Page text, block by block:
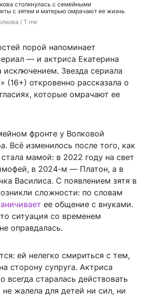
столкнулась с семейными
с зятем и матерью омрачают ее жизнь
/ T.me
порой напоминает
— и актриса Екатерина
исключением. Звезда сериала
(16+) откровенно рассказала о
которые омрачают ее
фронте у Волковой
Всё изменилось после того, как
мамой: в 2022 году на свет
в 2024-м — Платон, а в
Василиса. С появлением зятя в
сложности: по словам
ее общение с внуками.
ситуация со временем
оправдалась.
ей нелегко смириться с тем,
сторону супруга. Актриса
всегда старалась действовать
жалела для детей ни сил, ни